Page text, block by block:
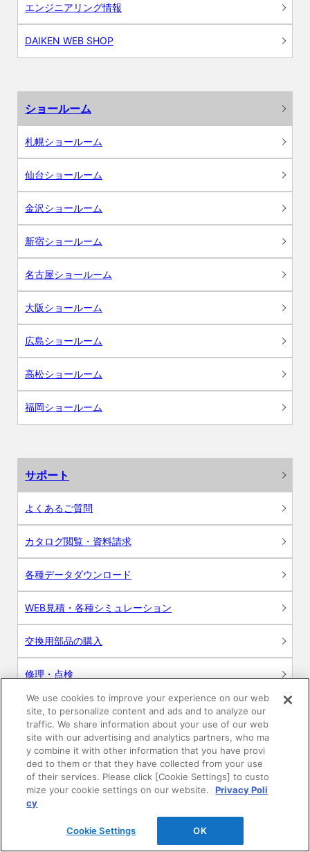
エンジニアリング情報
DAIKEN WEB SHOP
ショールーム
札幌ショールーム
仙台ショールーム
金沢ショールーム
新宿ショールーム
名古屋ショールーム
大阪ショールーム
広島ショールーム
高松ショールーム
福岡ショールーム
サポート
よくあるご質問
カタログ閲覧・資料請求
各種データダウンロード
WEB見積・各種シミュレーション
交換用部品の購入
修理・点検
お問い合わせ
ログイン
建築・設計関係者様向けサイト
ユーザー登録サービス
WEB見積システム
We use cookies to improve your experience on our web
site, to personalize content and ads and to analyze our
traffic. We share information about your use of our web
site with our advertising and analytics partners, who ma
y combine it with other information that you have provi
ded to them or that they have collected from your use
of their services. Please click [Cookie Settings] to custo
mize your cookie settings on our website.
Privacy Poli
cy
Cookie Settings OK